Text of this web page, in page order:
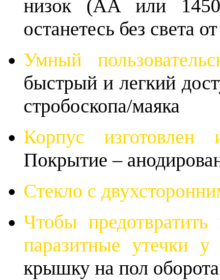
низок (AA или
останетесь без света
Умный
быстрый и легкий
стробоскопа/маяка
Корпус изготовлен
Покрытие –
Стекло с
Чтобы
паразитные утечки
крышку на пол оборота